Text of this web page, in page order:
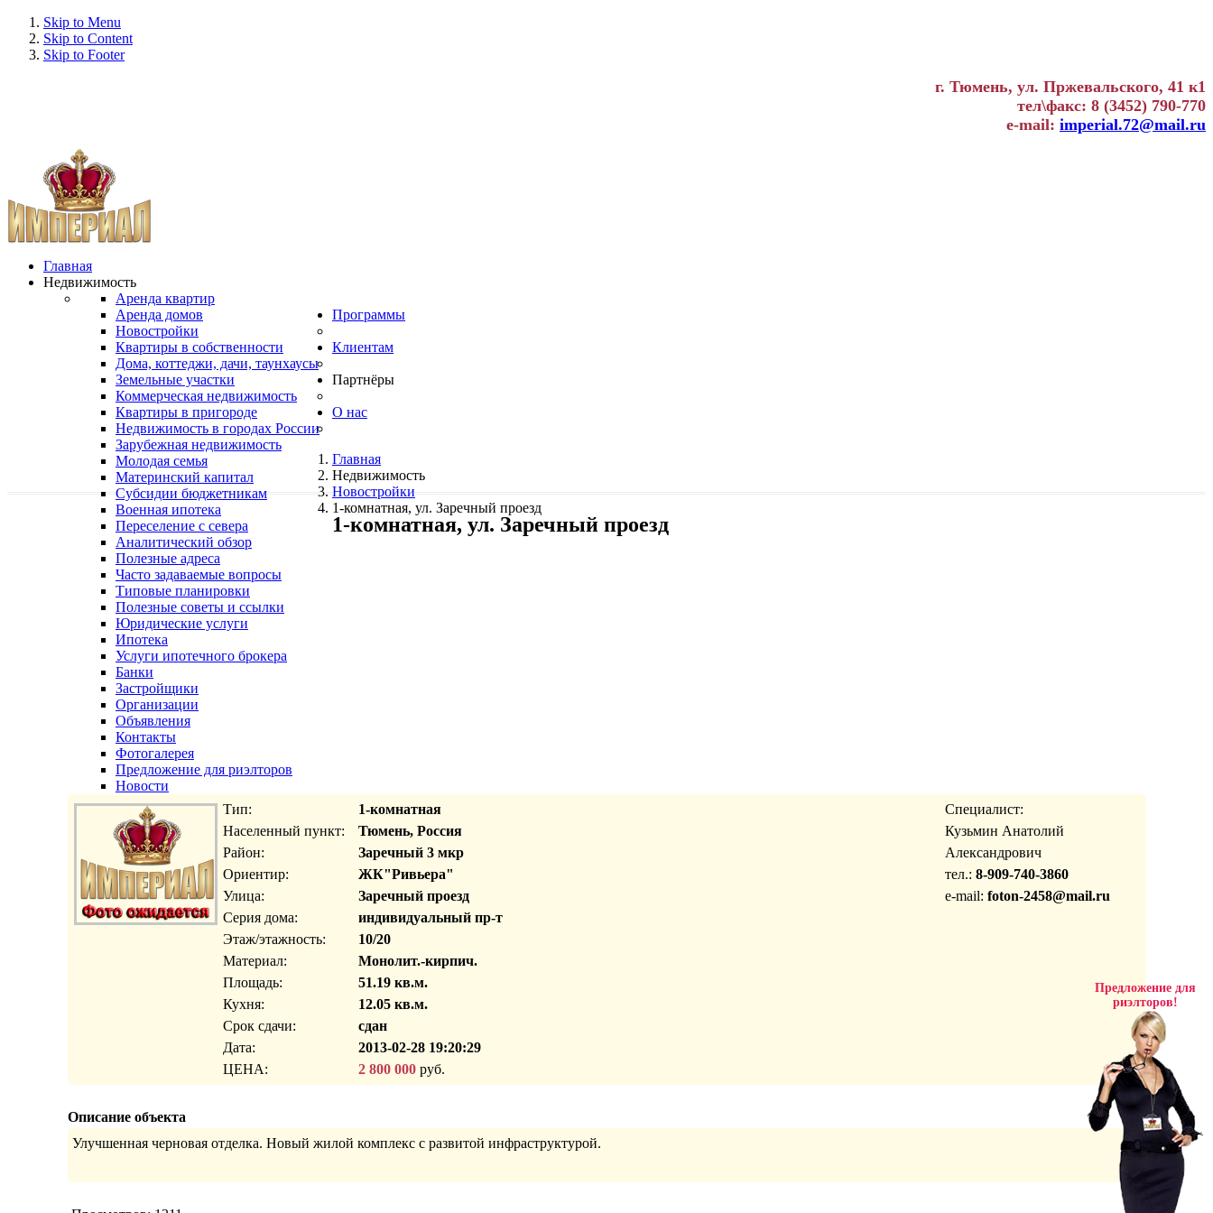
Skip to Menu
Skip to Content
Skip to Footer
г. Тюмень, ул. Пржевальского, 41 к1
тел\факс: 8 (3452) 790-770
e-mail: imperial.72@mail.ru
Главная
Недвижимость
Аренда квартир
Аренда домов
Новостройки
Квартиры в собственности
Дома, коттеджи, дачи, таунхаусы
Земельные участки
Коммерческая недвижимость
Квартиры в пригороде
Недвижимость в городах России
Зарубежная недвижимость
Программы
Молодая семья
Материнский капитал
Субсидии бюджетникам
Военная ипотека
Переселение с севера
Клиентам
Аналитический обзор
Полезные адреса
Часто задаваемые вопросы
Типовые планировки
Полезные советы и ссылки
Юридические услуги
Ипотека
Услуги ипотечного брокера
Партнёры
Банки
Застройщики
Организации
О нас
Объявления
Контакты
Фотогалерея
Предложение для риэлторов
Новости
Главная
Недвижимость
Новостройки
1-комнатная, ул. Заречный проезд
1-комнатная, ул. Заречный проезд
Тип:
1-комнатная
Населенный пункт:
Тюмень, Россия
Район:
Заречный 3 мкр
Ориентир:
ЖК"Ривьера"
Улица:
Заречный проезд
Серия дома:
индивидуальный пр-т
Этаж/этажность:
10/20
Материал:
Монолит.-кирпич.
Площадь:
51.19 кв.м.
Кухня:
12.05 кв.м.
Срок сдачи:
сдан
Дата:
2013-02-28 19:20:29
ЦЕНА:
2 800 000руб.
Специалист:
Кузьмин Анатолий
Александрович
тел.: 8-909-740-3860
e-mail: foton-2458@mail.ru
Описание объекта
Улучшенная черновая отделка. Новый жилой комплекс с развитой инфраструктурой.
Предложение для
риэлторов!